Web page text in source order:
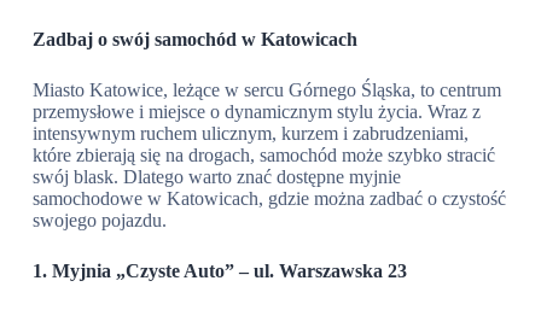
Zadbaj o swój samochód w Katowicach
Miasto Katowice, leżące w sercu Górnego Śląska, to centrum
przemysłowe i miejsce o dynamicznym stylu życia. Wraz z
intensywnym ruchem ulicznym, kurzem i zabrudzeniami,
które zbierają się na drogach, samochód może szybko stracić
swój blask. Dlatego warto znać dostępne myjnie
samochodowe w Katowicach, gdzie można zadbać o czystość
swojego pojazdu.
1. Myjnia „Czyste Auto” – ul. Warszawska 23